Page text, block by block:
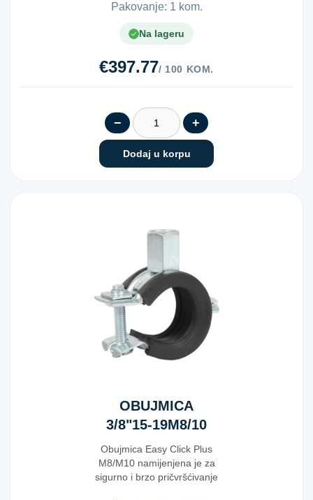
Pakovanje: 1 kom.
Na lageru
€397.77/ 100 KOM.
− +
Dodaj u korpu
OBUJMICA
3/8"15-19M8/10
Obujmica Easy Click Plus
M8/M10 namijenjena je za
sigurno i brzo pričvršćivanje